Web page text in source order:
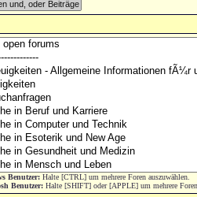
Benutzer:Halte [CTRL] um mehrere Foren auszuwählen.
Benutzer:Halte [SHIFT] oder [APPLE] um mehrere Foren